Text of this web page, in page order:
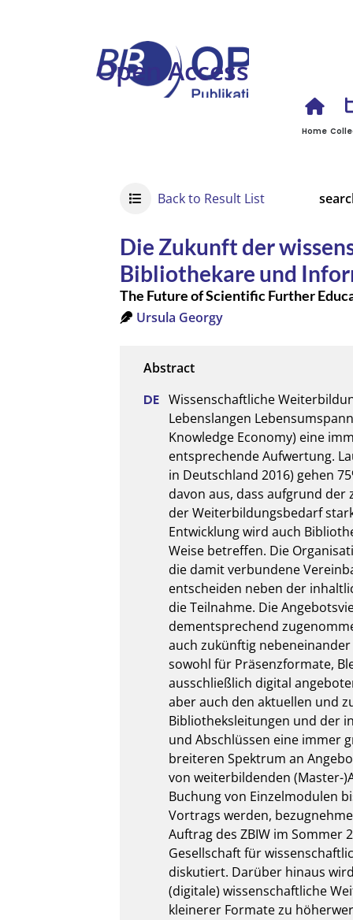
Open Access
Home
Back to Result List
Die Zukunft der
Bibliothekare und
The Future of Scientific Further
Ursula Georgy
Wissenschaftliche
Lebenslangen
Knowledge Economy) eine
entsprechende Aufwertung.
in Deutschland 2016) gehen
davon aus, dass aufgrund
der Weiterbildungsbedarf
Entwicklung wird auch
Weise betreffen. Die
die damit verbundene
entscheiden neben der
die Teilnahme. Die
dementsprechend
auch zukünftig
sowohl für Präsenzformate,
ausschließlich digital
aber auch den aktuellen und
Bibliotheksleitungen und der
und Abschlüssen eine immer
breiteren Spektrum an
von weiterbildenden (Master-
Buchung von Einzelmodulen
Vortrags werden,
Auftrag des ZBIW im Sommer
Gesellschaft für
diskutiert. Darüber hinaus
(digitale) wissenschaftliche
kleinerer Formate zu